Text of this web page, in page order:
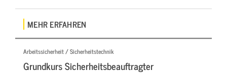
MEHR ERFAHREN
Arbeitssicherheit / Sicherheitstechnik
Grundkurs Sicherheitsbeauftragter